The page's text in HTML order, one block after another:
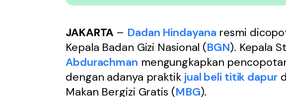
JAKARTA – Dadan Hindayana resmi
Kepala Badan Gizi Nasional (BGN). Kepala
Abdurachman mengungkapkan
dengan adanya praktik jual beli titik dapur
Makan Bergizi Gratis (MBG).